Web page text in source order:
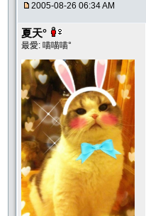
2005-08-26 06:34 AM
夏天°
最愛: 喵喵喵°